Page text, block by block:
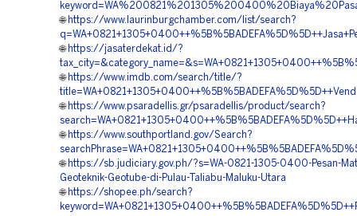
🌐 https://www.laurinburgchamber.com/list/search?
🌐 https://jasaterdekat.id/?
🌐 https://www.imdb.com/search/title/?
🌐 https://www.psaradellis.gr/psaradellis/product/search?
🌐 https://www.southportland.gov/Search?
🌐 https://sb.judiciary.gov.ph/?s=WA-0821-1305-0400-Pesan-
Geoteknik-Geotube-di-Pulau-Taliabu-Maluku-Utara
🌐 https://shopee.ph/search?